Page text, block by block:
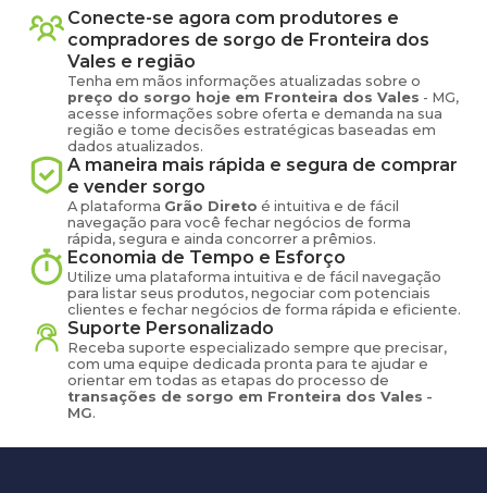
Conecte-se agora com produtores e
compradores de sorgo de Fronteira dos
Vales e região
Tenha em mãos informações atualizadas sobre o
preço do sorgo hoje em Fronteira dos Vales - MG,
acesse informações sobre oferta e demanda na sua
região e tome decisões estratégicas baseadas em
dados atualizados.
A maneira mais rápida e segura de comprar
e vender sorgo
A plataforma Grão Direto é intuitiva e de fácil
navegação para você fechar negócios de forma
rápida, segura e ainda concorrer a prêmios.
Economia de Tempo e Esforço
Utilize uma plataforma intuitiva e de fácil navegação
para listar seus produtos, negociar com potenciais
clientes e fechar negócios de forma rápida e eficiente.
Suporte Personalizado
Receba suporte especializado sempre que precisar,
com uma equipe dedicada pronta para te ajudar e
orientar em todas as etapas do processo de
transações de sorgo em Fronteira dos Vales -
MG.